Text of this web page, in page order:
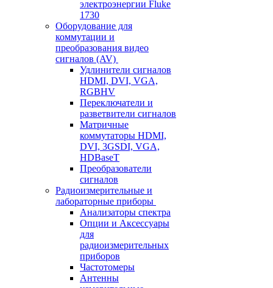
электроэнергии Fluke
1730
Оборудование для
коммутации и
преобразования видео
сигналов (AV)
Удлинители сигналов
HDMI, DVI, VGA,
RGBHV
Переключатели и
разветвители сигналов
Матричные
коммутаторы HDMI,
DVI, 3GSDI, VGA,
HDBaseT
Преобразователи
сигналов
Радиоизмерительные и
лабораторные приборы
Анализаторы спектра
Опции и Аксессуары
для
радиоизмерительных
приборов
Частотомеры
Антенны